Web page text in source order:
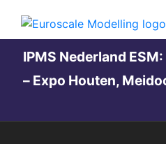
IPMS Nederland
– Expo Houten,